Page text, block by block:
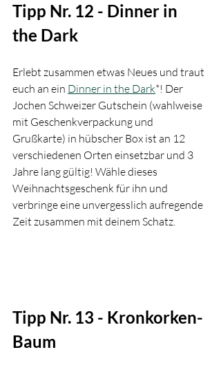
Tipp Nr. 12 - Dinner in
the Dark
Erlebt zusammen etwas Neues und traut
euch an ein Dinner in the Dark*! Der
Jochen Schweizer Gutschein (wahlweise
mit Geschenkverpackung und
Grußkarte) in hübscher Box ist an 12
verschiedenen Orten einsetzbar und 3
Jahre lang gültig! Wähle dieses
Weihnachtsgeschenk für ihn und
verbringe eine unvergesslich aufregende
Zeit zusammen mit deinem Schatz.
Tipp Nr. 13 - Kronkorken-
Baum